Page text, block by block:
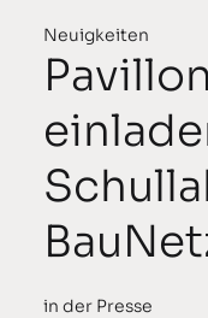
gedacht
geplant
gebaut
ausgezeichnet
Neuigkeiten
in der Presse